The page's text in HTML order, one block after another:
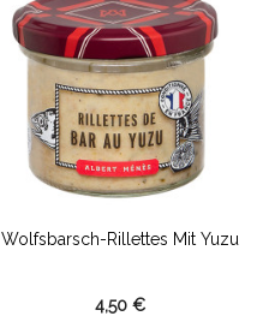
Wolfsbarsch-Rillettes Mit Yuzu
4,50 €